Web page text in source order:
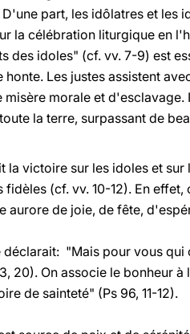
part, les idôlatres et les
la célébration liturgique en
des idoles" (cf. vv. 7-9) est
Les justes assistent
misère morale et
la terre, surpassant de
la victoire sur les idoles et
fidèles (cf. vv. 10-12). En
aurore de joie, de fête,
déclarait: "Mais pour vous
3, 20). On associe le bonheur
de sainteté" (Ps 96, 11-12).